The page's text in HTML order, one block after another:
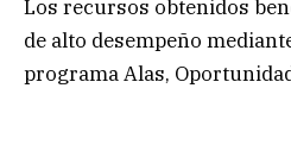
Los recursos obtenidos
de alto desempeño
programa Alas,